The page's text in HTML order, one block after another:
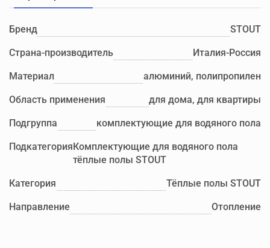
Бренд STOUT
Страна-производитель Италия-Россия
Материал алюминий, полипропилен
Область применения для дома, для квартиры
Подгруппа комплектующие для водяного пола
ПодкатегорияКомплектующие для водяного пола
тёплые полы STOUT
Категория Тёплые полы STOUT
Направление Отопление